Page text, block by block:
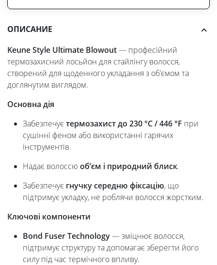
ОПИСАНИЕ
Keune Style Ultimate Blowout— професійний
термозахисний лосьйон для стайлінгу волосся,
створений для щоденного укладання з об’ємом та
доглянутим виглядом.
Основна дія
Забезпечує термозахист до 230 °C / 446 °F при
сушінні феном або використанні гарячих
інструментів.
Надає волоссю об’єм і природний блиск.
Забезпечує гнучку середню фіксацію, що
підтримує укладку, не роблячи волосся жорстким.
Ключові компоненти
Bond Fuser Technology— зміцнює волосся,
підтримує структуру та допомагає зберегти його
силу під час термічного впливу.